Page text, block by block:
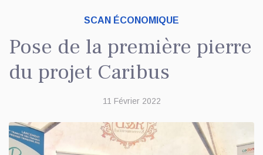
SCAN ÉCONOMIQUE
Pose de la première pierre
du projet Caribus
11 Février 2022